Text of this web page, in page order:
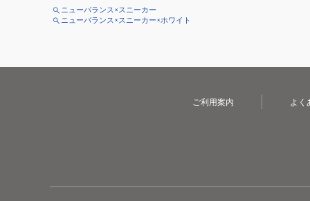
ニューバランス×スニーカー
ニューバランス×スニーカー×ホワイト
ご利用案内 よく